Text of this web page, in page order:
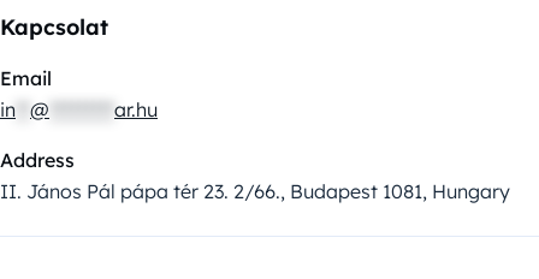
Kapcsolat
Email
in @ ar.hu
Address
II. János Pál pápa tér 23. 2/66., Budapest 1081, Hungary